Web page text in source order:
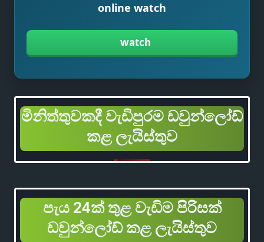
online watch
watch
මිනිත්තුවකදී වැඩිපුරම ඩවුන්ලෝඩ්
කළ ලැයිස්තුව
පැය 24ක් තුළ වැඩිම පිරිසක්
ඩවුන්ලෝඩ් කළ ලැයිස්තුව